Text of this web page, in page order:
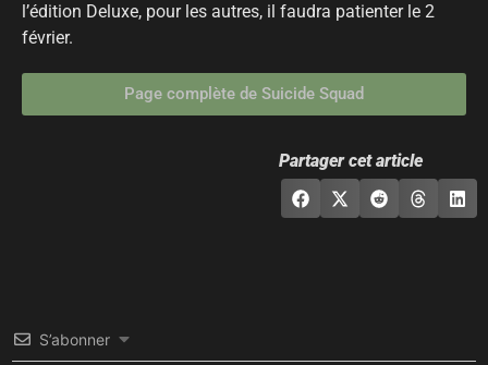
l’édition Deluxe, pour les autres, il faudra patienter le 2
février.
Page complète de Suicide Squad
Partager cet article
S’abonner